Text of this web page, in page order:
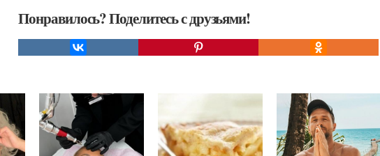
Понравилось? Поделитесь с друзьями!